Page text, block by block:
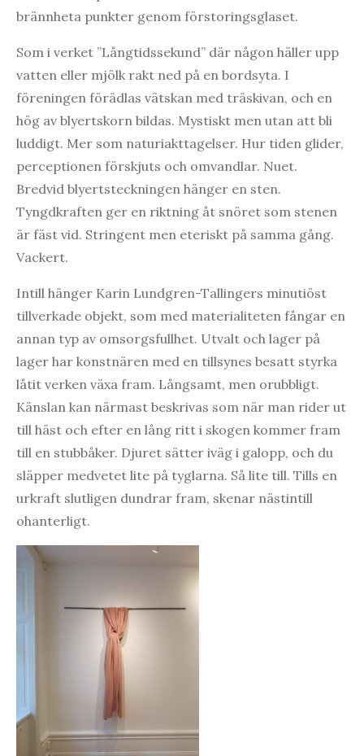
brännheta punkter genom förstoringsglaset.
Som i verket ”Långtidssekund” där någon häller upp
vatten eller mjölk rakt ned på en bordsyta. I
föreningen förädlas vätskan med träskivan, och en
hög av blyertskorn bildas. Mystiskt men utan att bli
luddigt. Mer som naturiakttagelser. Hur tiden glider,
perceptionen förskjuts och omvandlar. Nuet.
Bredvid blyertsteckningen hänger en sten.
Tyngdkraften ger en riktning åt snöret som stenen
är fäst vid. Stringent men eteriskt på samma gång.
Vackert.
Intill hänger Karin Lundgren-Tallingers minutiöst
tillverkade objekt, som med materialiteten fångar en
annan typ av omsorgsfullhet. Utvalt och lager på
lager har konstnären med en tillsynes besatt styrka
låtit verken växa fram. Långsamt, men orubbligt.
Känslan kan närmast beskrivas som när man rider ut
till häst och efter en lång ritt i skogen kommer fram
till en stubbåker. Djuret sätter iväg i galopp, och du
släpper medvetet lite på tyglarna. Så lite till. Tills en
urkraft slutligen dundrar fram, skenar nästintill
ohanterligt.